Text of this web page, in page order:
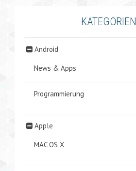
KATEGORIEN
Android
News & Apps
Programmierung
Apple
MAC OS X